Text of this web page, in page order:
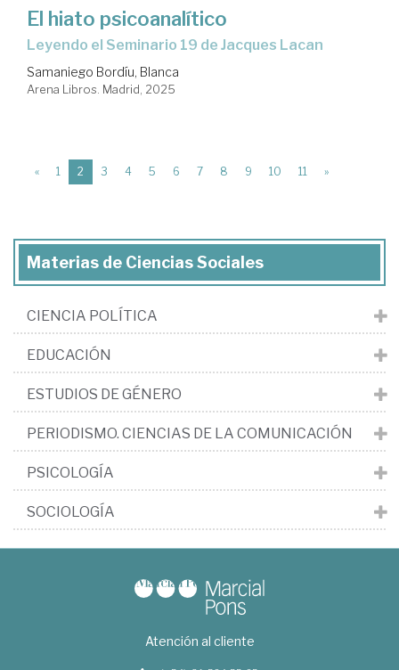
El hiato psicoanalítico
Leyendo el Seminario 19 de Jacques Lacan
Samaniego Bordíu, Blanca
Arena Libros. Madrid, 2025
« 1 2 (current)
3 4 5 6 7 8 9 10 11 »
Materias de Ciencias Sociales
CIENCIA POLÍTICA
EDUCACIÓN
ESTUDIOS DE GÉNERO
PERIODISMO. CIENCIAS DE LA COMUNICACIÓN
PSICOLOGÍA
SOCIOLOGÍA
Atención al cliente